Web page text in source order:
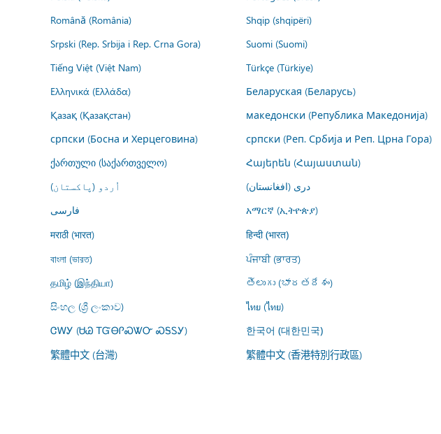
Română (România)
Shqip (shqipëri)
Srpski (Rep. Srbija i Rep. Crna Gora)
Suomi (Suomi)
Tiếng Việt (Việt Nam)
Türkçe (Türkiye)
Ελληνικά (Ελλάδα)
Беларуская (Беларусь)
Қазақ (Қазақстан)
македонски (Република Македонија)
српски (Босна и Херцеговина)
српски (Реп. Србија и Реп. Црна Гора)
ქართული (საქართველო)
Հայերեն (Հայաստան)
اُردو (پاکستان)
درى (افغانستان)
فارسى
አማርኛ (ኢትዮጵያ)
मराठी (भारत)
हिन्दी (भारत)
বাংলা (ভারত)
ਪੰਜਾਬੀ (ਭਾਰਤ)
தமிழ் (இந்தியா)
తెలుగు (భారతదేశం)
සිංහල (ශ්‍රී ලංකාව)
ไทย (ไทย)
ᏣᎳᎩ (ᏌᏊ ᎢᏳᎾᎵᏍᏔᏅ ᏍᎦᏚᎩ)
한국어 (대한민국)
繁體中文 (台灣) 繁體中文 (香港特別行政區)